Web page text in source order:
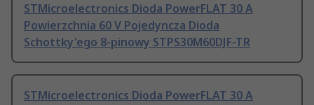
STMicroelectronics Dioda PowerFLAT 30 A
Powierzchnia 60 V Pojedyncza Dioda
Schottky'ego 8-pinowy STPS30M60DJF-TR
STMicroelectronics Dioda PowerFLAT 30 A